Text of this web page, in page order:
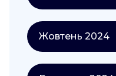
Жовтень 2024